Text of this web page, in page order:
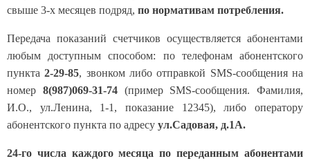
свыше 3-х месяцев подряд, по нормативам потребления.
Передача показаний счетчиков осуществляется абонентами
любым доступным способом: по телефонам абонентского
пункта2-29-85, звонком либо отправкой SMS-сообщения на
номер 8(987)069-31-74(пример SMS-сообщения. Фамилия,
И.О., ул.Ленина, 1-1, показание 12345), либо оператору
абонентского пункта по адресу ул.Садовая, д.1А.
24-го числа каждого месяца по переданным абонентами